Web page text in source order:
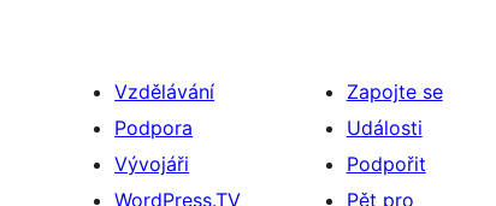
Vzdělávání
Podpora
Vývojáři
WordPress.TV
Zapojte se
Události
Podpořit
Pět pro